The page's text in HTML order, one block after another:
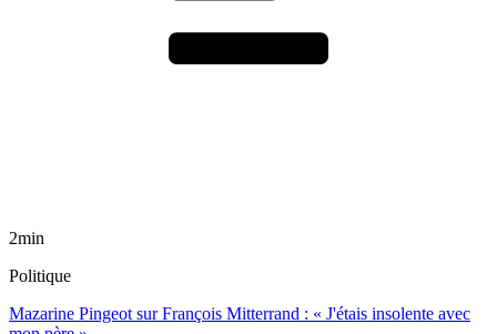
2min
Politique
Mazarine Pingeot sur François Mitterrand : « J'étais insolente avec